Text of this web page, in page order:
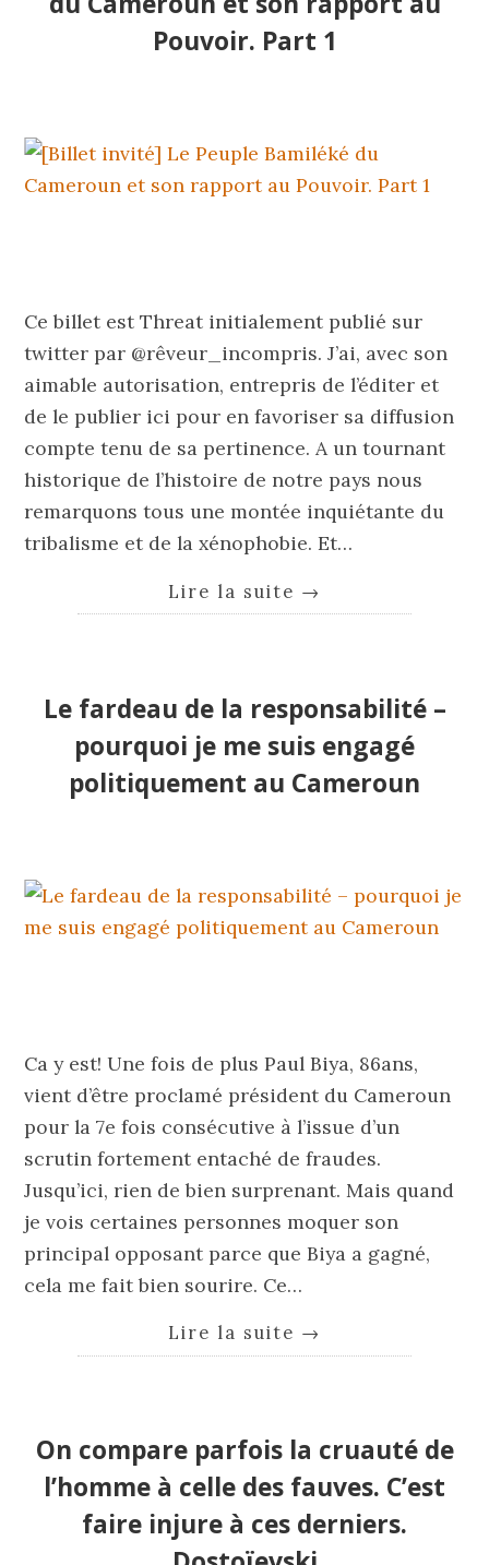
Pouvoir. Part 1
Ce billet est Threat initialement publié sur
twitter par @rêveur_incompris. J’ai, avec son
aimable autorisation, entrepris de l’éditer et
de le publier ici pour en favoriser sa diffusion
compte tenu de sa pertinence. A un tournant
historique de l’histoire de notre pays nous
remarquons tous une montée inquiétante du
tribalisme et de la xénophobie. Et…
Lire la suite →
Le fardeau de la responsabilité –
pourquoi je me suis engagé
politiquement au Cameroun
Ca y est! Une fois de plus Paul Biya, 86ans,
vient d’être proclamé président du Cameroun
pour la 7e fois consécutive à l’issue d’un
scrutin fortement entaché de fraudes.
Jusqu’ici, rien de bien surprenant. Mais quand
je vois certaines personnes moquer son
principal opposant parce que Biya a gagné,
cela me fait bien sourire. Ce…
Lire la suite →
On compare parfois la cruauté de
l’homme à celle des fauves. C’est
faire injure à ces derniers.